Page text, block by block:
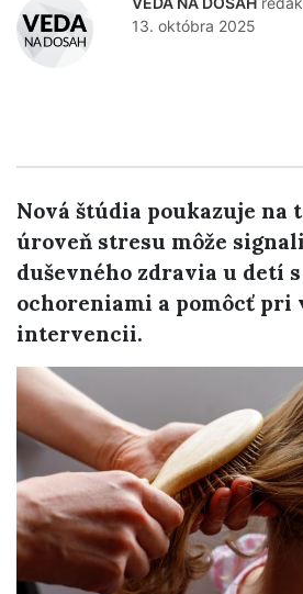
13. októbra 2025
Nová štúdia poukazuje na
úroveň stresu môže
duševného zdravia u detí
ochoreniami a pomôcť pri
intervencii.